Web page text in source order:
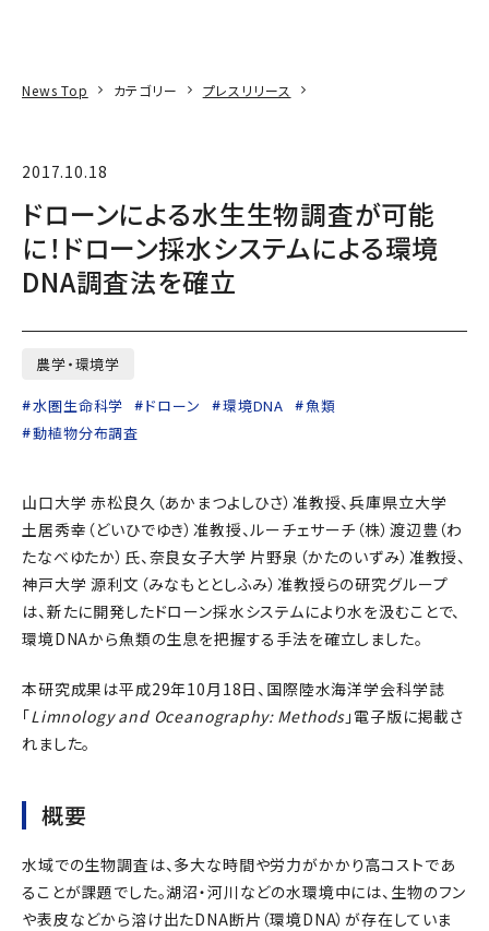
News Top カテゴリー プレスリリース
2017.10.18
ドローンによる水生生物調査が可能
に！ドローン採水システムによる環境
DNA調査法を確立
農学・環境学
水圏生命科学
ドローン 環境DNA
魚類
動植物分布調査
山口大学 赤松良久（あかまつよしひさ）准教授、兵庫県立大学
土居秀幸（どいひでゆき）准教授、ルーチェサーチ（株）渡辺豊（わ
たなべゆたか）氏、奈良女子大学 片野泉（かたのいずみ）准教授、
神戸大学 源利文（みなもととしふみ）准教授らの研究グループ
は、新たに開発したドローン採水システムにより水を汲むことで、
環境DNAから魚類の生息を把握する手法を確立しました。
本研究成果は平成29年10月18日、国際陸水海洋学会科学誌
「Limnology and Oceanography: Methods 」電子版に掲載さ
れました。
概要
水域での生物調査は、多大な時間や労力がかかり高コストであ
ることが課題でした。湖沼・河川などの水環境中には、生物のフン
や表皮などから溶け出たDNA断片（環境DNA）が存在していま